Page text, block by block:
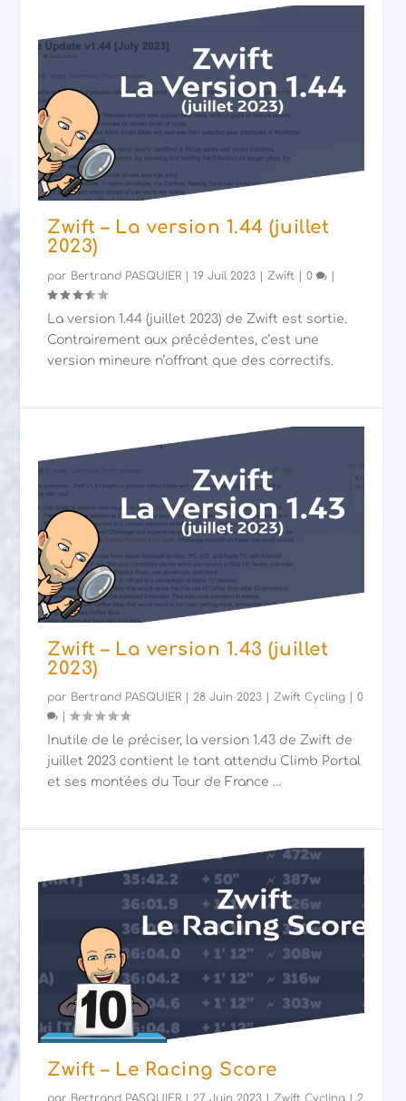
Zwift – La version 1.44 (juillet
2023)
par Bertrand PASQUIER |19 Juil 2023 |Zwift |0
La version 1.44 (juillet 2023) de Zwift est sortie.
Contrairement aux précédentes, c’est une
version mineure n’offrant que des correctifs.
Zwift – La version 1.43 (juillet
2023)
par Bertrand PASQUIER | 28 Juin 2023 | Zwift Cycling |0
|
Inutile de le préciser, la version 1.43 de Zwift de
juillet 2023 contient le tant attendu Climb Portal
et ses montées du Tour de France …
Zwift – Le Racing Score
par Bertrand PASQUIER 27 Juin 2023 Zwift Cycling 2